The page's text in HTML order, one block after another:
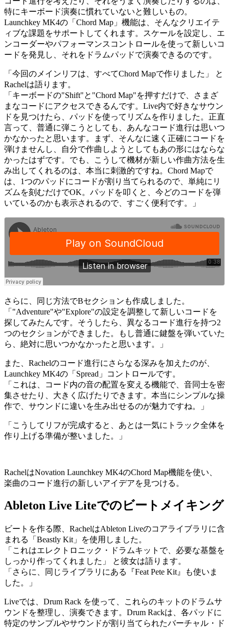
特にキーボード演奏に慣れていないと難しいもの。
Launchkey MK4の「Chord Map」機能は、そんなクリエイテ
ィブな課題をサポートしてくれます。スケールを設定し、エ
ンコーダーやパフォーマンスコントロールを使って新しいコ
ードを発見し、それをドラムパッドで演奏できるのです。
「今回のメインリフは、すべてChord Mapで作りました」 と
Rachelは語ります。
「キーボードの"Shift"と"Chord Map"を押すだけで、さまざ
まなコードにアクセスできるんです。Live内で好きなサウン
ドを見つけたら、パッドを使ってリズムを作りました。正直
言って、普通に弾こうとしても、あんなコード進行は思いつ
かなかったと思います。まず、そんなに速く正確にコードを
弾けませんし、自分で作曲しようとしてもあの形にはならな
かったはずです。でも、こうして機材が新しい作曲方法を生
み出してくれるのは、本当に刺激的ですね。Chord Mapで
は、1つのパッドにコードが割り当てられるので、単純にリ
ズムを刻むだけでOK。パッドを叩くと、今どのコードを弾
いているのかも表示されるので、すごく便利です。」
さらに、同じ方法でBセクションも作成しました。
「"Adventure"や"Explore"の設定を調整して新しいコードを
探してみたんです。そうしたら、異なるコード進行を持つ2
つのセクションができました。もし普通に鍵盤を弾いていた
ら、絶対に思いつかなかったと思います。」
また、Rachelのコード進行にさらなる深みを加えたのが、
Launchkey MK4の「Spread」コントロールです。
「これは、コード内の音の配置を変える機能で、音同士を密
集させたり、大きく広げたりできます。本当にシンプルな操
作で、サウンドに違いを生み出せるのが魅力ですね。」
「こうしてリフが完成すると、あとは一気にトラック全体を
作り上げる準備が整いました。」
RachelはNovation Launchkey MK4のChord Map機能を使い、
楽曲のコード進行の新しいアイデアを見つける。
Ableton Live Liteでのビートメイキング
ビートを作る際、RachelはAbleton Liveのコアライブラリに含
まれる「Beastly Kit」を使用しました。
「これはエレクトロニック・ドラムキットで、必要な基盤を
しっかり作ってくれました」 と彼女は語ります。
「さらに、同じライブラリにある『Feat Pete Kit』も使いま
した。」
Liveでは、Drum Rack を使って、これらのキットのドラムサ
ウンドを整理し、演奏できます。Drum Rackは、各パッドに
特定のサンプルやサウンドが割り当てられたバーチャル・ド